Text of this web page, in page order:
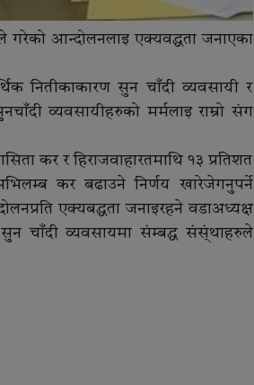
गरेको आन्दोलनलाइ एक्यवद्धता जनाएका
नितीकाकारण सुन चाँदी व्यवसायी र
व्यवसायीहरुको मर्मलाइ राम्रो संग
कर र हिराजवाहारतमाथि १३ प्रतिशत
कर बढाउने निर्णय खारेजेगनुपर्ने
एक्यबद्धता जनाइरहने वडाअध्यक्ष
चाँदी व्यवसायमा संम्बद्ध संस्ंथाहरुले